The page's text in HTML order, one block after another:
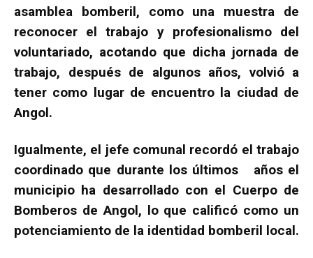
asamblea bomberil, como una muestra de
reconocer el trabajo y profesionalismo del
voluntariado, acotando que dicha jornada de
trabajo, después de algunos años, volvió a
tener como lugar de encuentro la ciudad de
Angol.
Igualmente, el jefe comunal recordó el trabajo
coordinado que durante los últimos años el
municipio ha desarrollado con el Cuerpo de
Bomberos de Angol, lo que calificó como un
potenciamiento de la identidad bomberil local.